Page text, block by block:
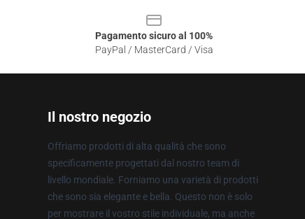
Pagamento sicuro al 100%
PayPal / MasterCard / Visa
Il nostro negozio
Offriamo prodotti di alta qualità che sono
specificamente progettati dal nostro team di
livello mondiale. Forniamo una varietà di prodotti
che sono sia elegante e bella. Questo non è solo
per mostrare il vostro stile individuale, ma anche